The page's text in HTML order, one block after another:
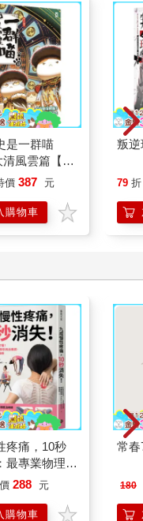
是一群喵
清風雲篇【萌
歷史】
價 387 元
購物車
叛逆
79 折
疼痛，10秒
最專業物理治
！神奇「關節
根除多年不適
288 元
購物車
常春
180